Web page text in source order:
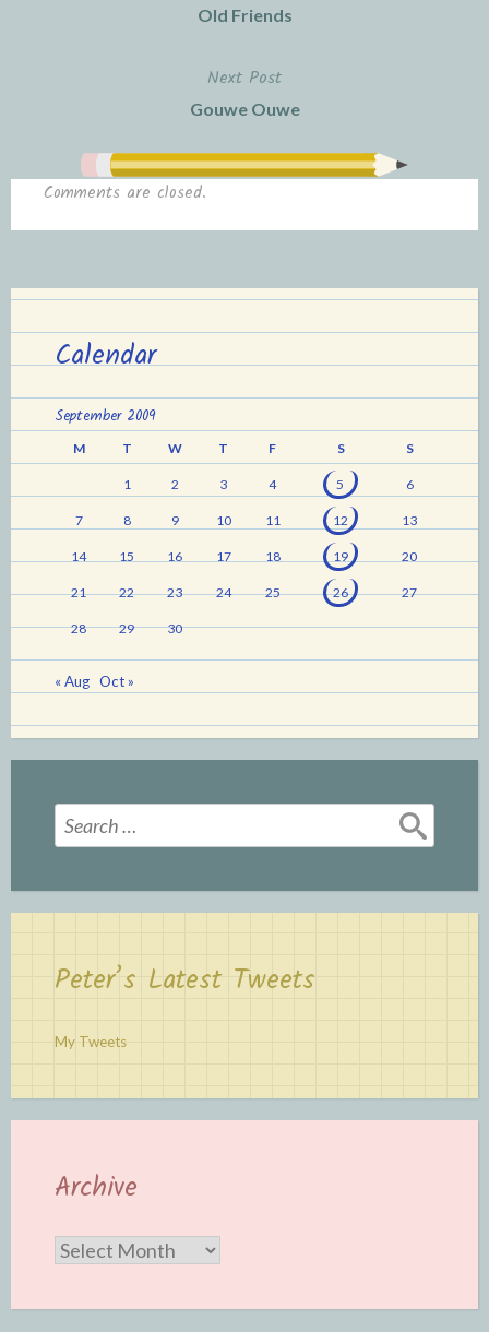
Old Friends
Next Post
Gouwe Ouwe
Comments are closed.
Calendar
September 2009
M T W T F S S
1 2 3 4 5 6
7 8 9 10 11 12 13
14 15 16 17 18 19 20
21 22 23 24 25 26 27
28 29 30
« Aug Oct »
Search
for:
Peter’s Latest Tweets
My Tweets
Archive
Archive